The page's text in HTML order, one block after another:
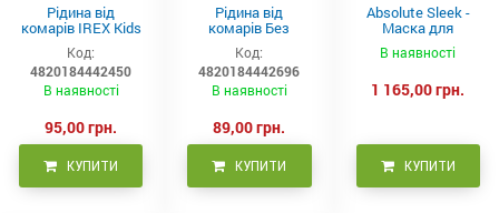
Рідина від
комарів IREX Kids
д/дітей (30 ночей),
20мл
Код:
4820184442450
В наявності
95,00 грн.
КУПИТИ
Рідина від
комарів Без
запаху IREX (30
ночей), 20мл
Код:
4820184442696
В наявності
89,00 грн.
КУПИТИ
Absolute Sleek -
Маска для
неслухняного
волосся 300 мл
В наявності
1 165,00 грн.
КУПИТИ